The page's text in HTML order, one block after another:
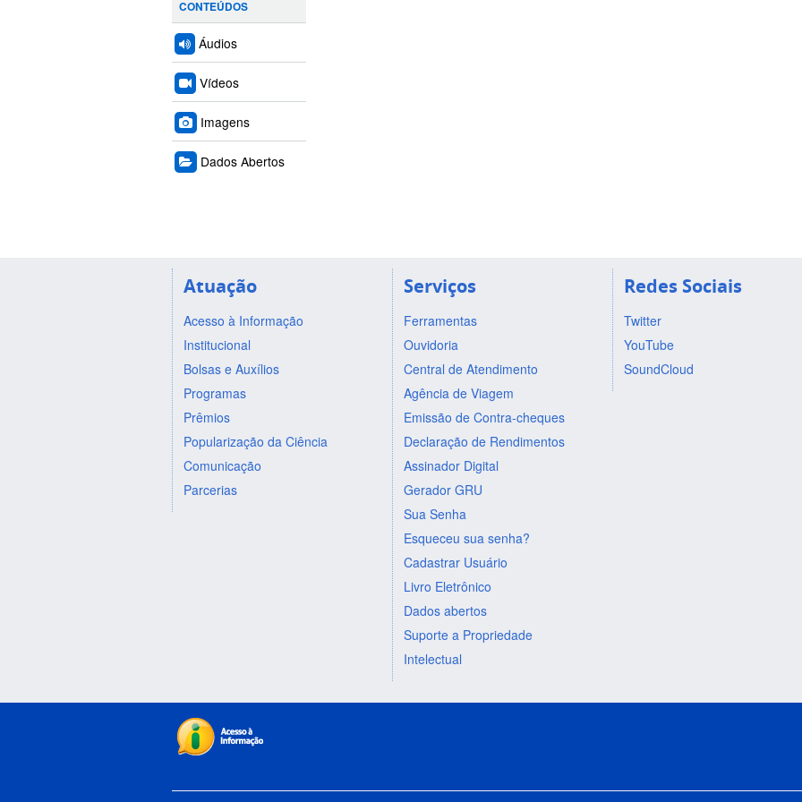
CONTEÚDOS
Áudios
Vídeos
Imagens
Dados Abertos
Atuação
Acesso à Informação
Institucional
Bolsas e Auxílios
Programas
Prêmios
Popularização da Ciência
Comunicação
Parcerias
Serviços
Ferramentas
Ouvidoria
Central de Atendimento
Agência de Viagem
Emissão de Contra-cheques
Declaração de Rendimentos
Assinador Digital
Gerador GRU
Sua Senha
Esqueceu sua senha?
Cadastrar Usuário
Livro Eletrônico
Dados abertos
Suporte a Propriedade
Intelectual
Redes Sociais
Twitter
YouTube
SoundCloud